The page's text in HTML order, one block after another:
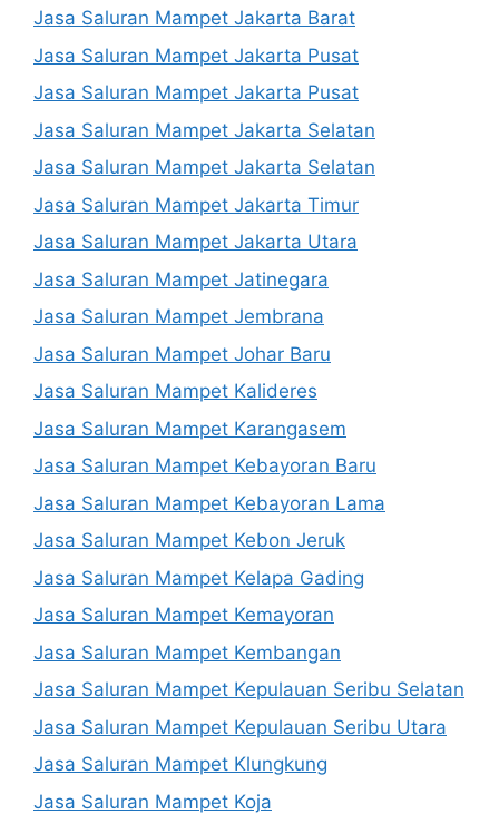
Jasa Saluran Mampet Jakarta Barat
Jasa Saluran Mampet Jakarta Pusat
Jasa Saluran Mampet Jakarta Pusat
Jasa Saluran Mampet Jakarta Selatan
Jasa Saluran Mampet Jakarta Selatan
Jasa Saluran Mampet Jakarta Timur
Jasa Saluran Mampet Jakarta Utara
Jasa Saluran Mampet Jatinegara
Jasa Saluran Mampet Jembrana
Jasa Saluran Mampet Johar Baru
Jasa Saluran Mampet Kalideres
Jasa Saluran Mampet Karangasem
Jasa Saluran Mampet Kebayoran Baru
Jasa Saluran Mampet Kebayoran Lama
Jasa Saluran Mampet Kebon Jeruk
Jasa Saluran Mampet Kelapa Gading
Jasa Saluran Mampet Kemayoran
Jasa Saluran Mampet Kembangan
Jasa Saluran Mampet Kepulauan Seribu Selatan
Jasa Saluran Mampet Kepulauan Seribu Utara
Jasa Saluran Mampet Klungkung
Jasa Saluran Mampet Koja